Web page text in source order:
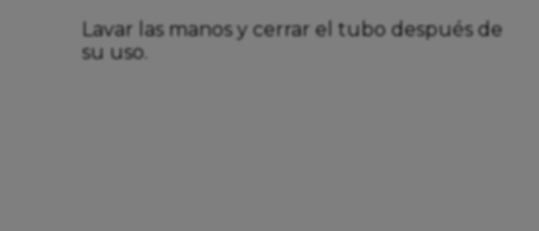
Lavar las manos y cerrar el tubo después de
su uso.